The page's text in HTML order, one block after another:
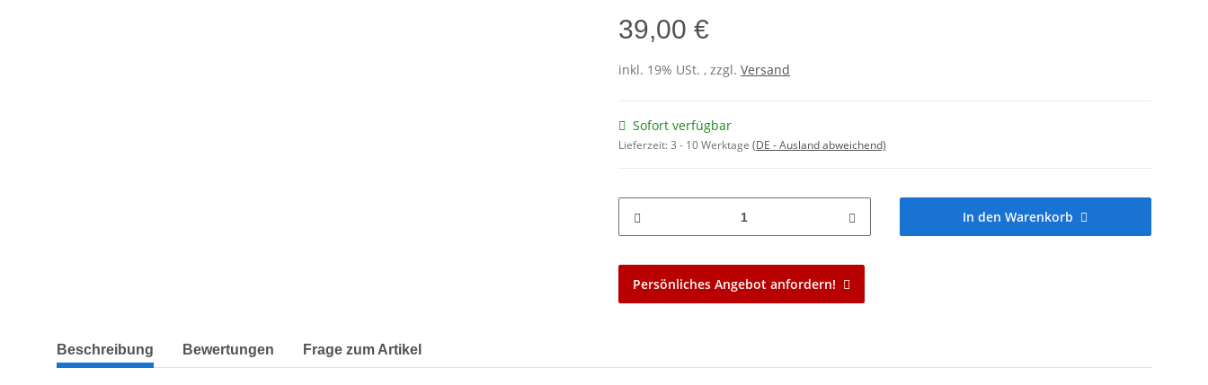
39,00 €
inkl. 19% USt. , zzgl. Versand
Sofort verfügbar
Lieferzeit:3 - 10 Werktage (DE - Ausland abweichend)
In den Warenkorb
Persönliches Angebot anfordern!
weitere Registerkarten anzeigen
Beschreibung Bewertungen Frage zum Artikel